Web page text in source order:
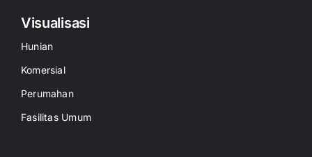
Visualisasi
Hunian
Komersial
Perumahan
Fasilitas Umum